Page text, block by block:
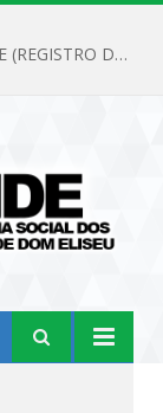
PREGÃO ELETRÔNICO Nº 02/2026-IPSEMDE (REGISTRO DE PREÇOS PARA FUTURA E EVENTUAL AQUISIÇÃO DE MATERIAL DE LIMPEZA E GÊNEROS ALIMENTÍCIOS PARA ATENDER AS NECESSIDADES DO INSTITUTO DE PREVIDÊNCIA SOCIAL DOS SERVIDORES MUNICIPAIS DE DOM ELISEU.)